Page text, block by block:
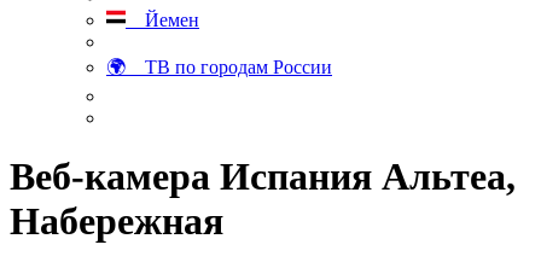
Йемен
🌍 ТВ по городам России
Веб-камера Испания Альтеа,
Набережная